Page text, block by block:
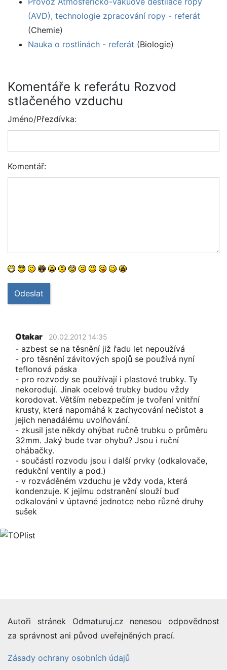
(AVD), technologie zpracování ropy - referát
(Chemie)
Nauka o rostlinách - referát (Biologie)
Komentáře k referátu Rozvod
stlačeného vzduchu
Jméno/Přezdívka:
Komentář:
Odeslat
Otakar 20.02.2012 14:35
- azbest se na těsnění již řadu let nepoužívá
- pro těsnění závitových spojů se používá nyní
teflonová páska
- pro rozvody se používají i plastové trubky. Ty
nekorodují. Jinak ocelové trubky budou vždy
korodovat. Větším nebezpečím je tvoření vnitřní
krusty, která napomáhá k zachycování nečistot a
jejich nenadálému uvolňování.
- zkusil jste někdy ohýbat ručně trubku o průměru
32mm. Jaký bude tvar ohybu? Jsou i ruční
ohábačky.
- součástí rozvodu jsou i další prvky (odkalovače,
redukční ventily a pod.)
- v rozváděném vzduchu je vždy voda, která
kondenzuje. K jejímu odstranění slouží buď
odkalování v úptavné jednotce nebo různé druhy
sušek
Autoři stránek Odmaturuj.cz nenesou odpovědnost
za správnost ani původ uveřejněných prací.
Zásady ochrany osobních údajů